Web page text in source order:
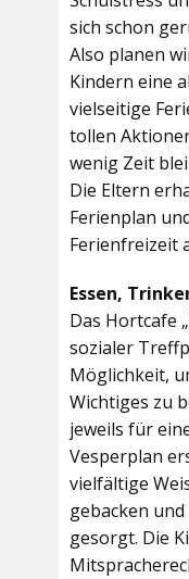
sich schon
Also planen
Kindern eine
vielseitige
tollen
wenig Zeit
Die Eltern
Ferienplan
Ferienfreizeit
Essen,
Das Hortcafe
sozialer
Möglichkeit,
Wichtiges zu
jeweils für
Vesperplan
vielfältige
gebacken
gesorgt. Die